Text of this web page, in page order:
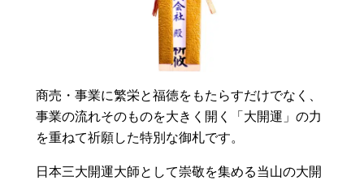
商売・事業に繁栄と福徳をもたらすだけでなく、
事業の流れそのものを大きく開く「大開運」の力
を重ねて祈願した特別な御札です。
日本三大開運大師として崇敬を集める当山の大開